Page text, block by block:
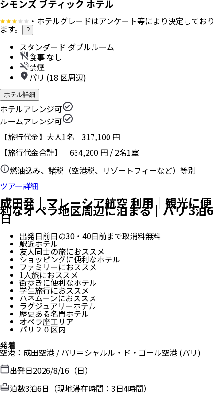
シモンズ ブティック ホテル
・ホテルグレードはアンケート等により決定しており
ます。 ?
スタンダード ダブルルーム
食事 なし
禁煙
パリ (18 区周辺)
ホテル詳細
ホテルアレンジ可
ルームアレンジ可
【旅行代金】大人1名 317,100 円
【旅行代金合計】 634,200 円 / 2名1室
燃油込み、諸税（空港税、リゾートフィーなど）等別
ツアー詳細
成田発｜マレーシア航空 利用｜観光に便
利なオペラ地区周辺に泊まる｜パリ 3泊6
日
出発日前日の30・40日前まで取消料無料
駅近ホテル
友人同士の旅におススメ
ショッピングに便利なホテル
ファミリーにおススメ
1人旅におススメ
街歩きに便利なホテル
学生旅行におススメ
ハネムーンにおススメ
ラグジュアリーホテル
歴史ある名門ホテル
オペラ座エリア
パリ２０区内
発着
空港 ： 成田空港 / パリ＝シャルル・ド・ゴール空港 (パリ)
出発日2026/8/16（日）
泊数3泊6日（現地滞在時間： 3日4時間）